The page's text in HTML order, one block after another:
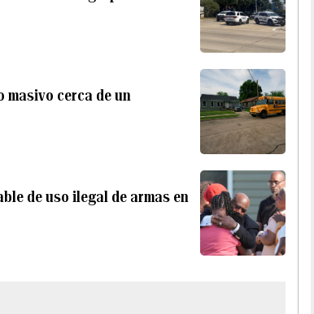
masivo cerca de un
de uso ilegal de armas en